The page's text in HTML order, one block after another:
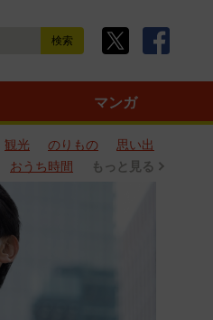
マンガ
観光 のりもの
思い出
おうち時間 もっと見る